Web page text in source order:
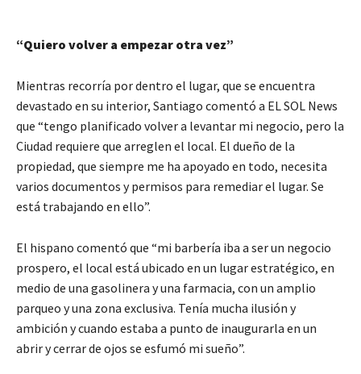
“Quiero volver a empezar otra vez”
Mientras recorría por dentro el lugar, que se encuentra
devastado en su interior, Santiago comentó a EL SOL News
que “tengo planificado volver a levantar mi negocio, pero la
Ciudad requiere que arreglen el local. El dueño de la
propiedad, que siempre me ha apoyado en todo, necesita
varios documentos y permisos para remediar el lugar. Se
está trabajando en ello”.
El hispano comentó que “mi barbería iba a ser un negocio
prospero, el local está ubicado en un lugar estratégico, en
medio de una gasolinera y una farmacia, con un amplio
parqueo y una zona exclusiva. Tenía mucha ilusión y
ambición y cuando estaba a punto de inaugurarla en un
abrir y cerrar de ojos se esfumó mi sueño”.